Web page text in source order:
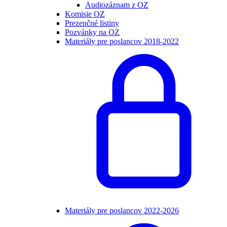
Audiozáznam z OZ
Komisie OZ
Prezenčné listiny
Pozvánky na OZ
Materiály pre poslancov 2018-2022
Materiály pre poslancov 2022-2026